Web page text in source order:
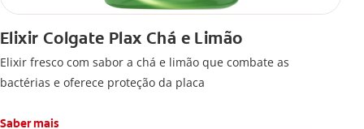
Elixir Colgate Plax Chá e Limão
Elixir fresco com sabor a chá e limão que combate as
bactérias e oferece proteção da placa
Saber mais